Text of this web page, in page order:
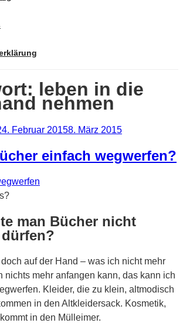
leben in die
nehmen
Februar 20158. März 2015
einfach wegwerfen?
man Bücher nicht
auf der Hand – was ich nicht mehr
nichts mehr anfangen kann, das kann ich
Kleider, die zu klein, altmodisch
in den Altkleidersack. Kosmetik,
in den Mülleimer.